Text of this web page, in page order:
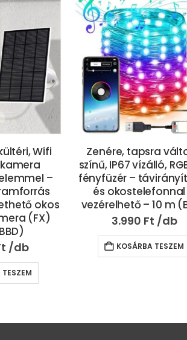
változó
RGB LED
is
m (BBJ)
Egész éves, 3 db-os
ágynemű szett –
paplannal,
kispárnával
7.790Ft
KOSÁRBA TESZEM